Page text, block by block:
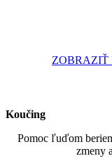
ZOBRAZIŤ
Koučing
Pomoc ľuďom
zmeny